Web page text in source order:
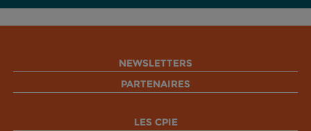
NEWSLETTERS
PARTENAIRES
LES CPIE